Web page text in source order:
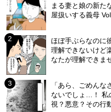
まる妻と娘の新た
屋扱いする義母
ほぼ手ぶらなのに
理解できないけど
なたが理解できま
「あら、ごめん
ないでしょ…！ 私
視？悪意？その行